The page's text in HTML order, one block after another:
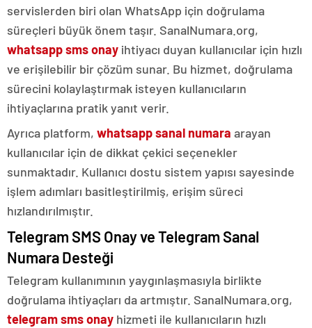
servislerden biri olan WhatsApp için doğrulama
süreçleri büyük önem taşır. SanalNumara.org,
whatsapp sms onay ihtiyacı duyan kullanıcılar için hızlı
ve erişilebilir bir çözüm sunar. Bu hizmet, doğrulama
sürecini kolaylaştırmak isteyen kullanıcıların
ihtiyaçlarına pratik yanıt verir.
Ayrıca platform, whatsapp sanal numara arayan
kullanıcılar için de dikkat çekici seçenekler
sunmaktadır. Kullanıcı dostu sistem yapısı sayesinde
işlem adımları basitleştirilmiş, erişim süreci
hızlandırılmıştır.
Telegram SMS Onay ve Telegram Sanal
Numara Desteği
Telegram kullanımının yaygınlaşmasıyla birlikte
doğrulama ihtiyaçları da artmıştır. SanalNumara.org,
telegram sms onay hizmeti ile kullanıcıların hızlı